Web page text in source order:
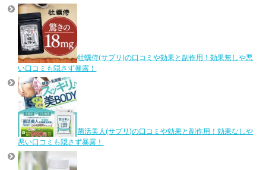
牡蠣侍(サプリ)の口コミや効果と副作用！効果無しや悪
い口コミも隠さず暴露！
菌活美人(サプリ)の口コミや効果と副作用！効果なしや
悪い口コミも隠さず暴露！